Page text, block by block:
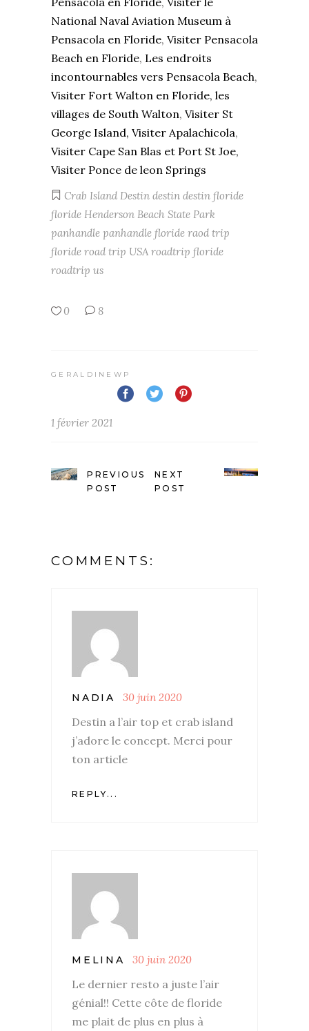
National Naval Aviation Museum à
Pensacola en Floride, Visiter Pensacola
Beach en Floride, Les endroits
incontournables vers Pensacola Beach,
Visiter Fort Walton en Floride, les
villages de South Walton, Visiter St
George Island, Visiter Apalachicola,
Visiter Cape San Blas et Port St Joe,
Visiter Ponce de leon Springs
Crab Island Destin destin destin floride
floride Henderson Beach State Park
panhandle panhandle floride raod trip
floride road trip USA roadtrip floride
roadtrip us
0 8
GERALDINEWP
1 février 2021
PREVIOUS
POST
NEXT
POST
COMMENTS:
NADIA 30 juin 2020
Destin a l’air top et crab island
j’adore le concept. Merci pour
ton article
REPLY...
MELINA 30 juin 2020
Le dernier resto a juste l’air
génial!! Cette côte de floride
me plait de plus en plus à